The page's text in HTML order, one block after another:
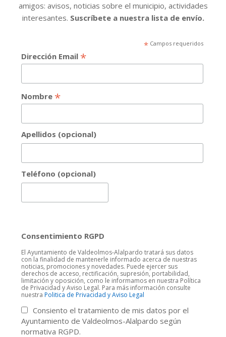
amigos: avisos, noticias sobre el municipio, actividades
interesantes. Suscríbete a nuestra lista de envío.
*Campos requeridos
Dirección Email *
Nombre *
Apellidos (opcional)
Teléfono (opcional)
Consentimiento RGPD
El Ayuntamiento de Valdeolmos-Alalpardo tratará sus datos
con la finalidad de mantenerle informado acerca de nuestras
noticias, promociones y novedades. Puede ejercer sus
derechos de acceso, rectificación, supresión, portabilidad,
limitación y oposición, como le informamos en nuestra Política
de Privacidad y Aviso Legal. Para más información consulte
nuestra Politica de Privacidad y Aviso Legal
Consiento el tratamiento de mis datos por el
Ayuntamiento de Valdeolmos-Alalpardo según
normativa RGPD.